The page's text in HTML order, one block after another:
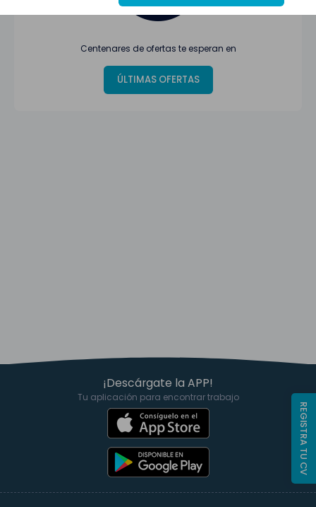
Centenares de ofertas te esperan en
ÚLTIMAS OFERTAS
¡Descárgate la APP!
Tu aplicación para encontrar trabajo
REGISTRA TU CV